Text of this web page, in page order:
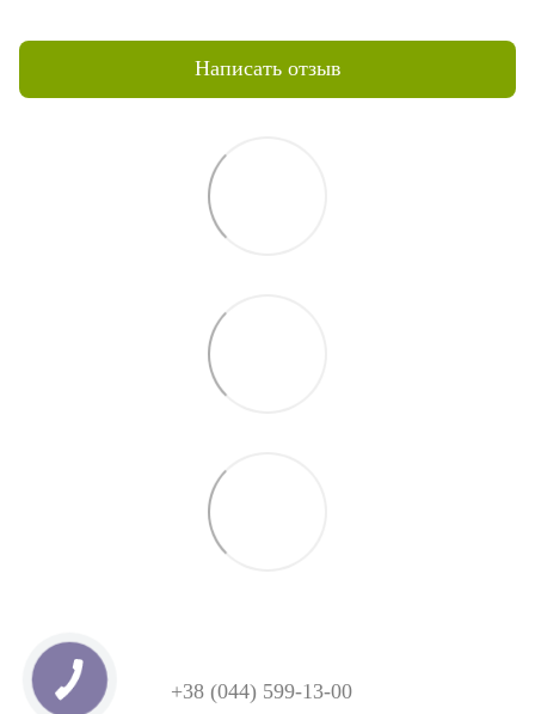
Написать отзыв
+38 (044) 599-13-00